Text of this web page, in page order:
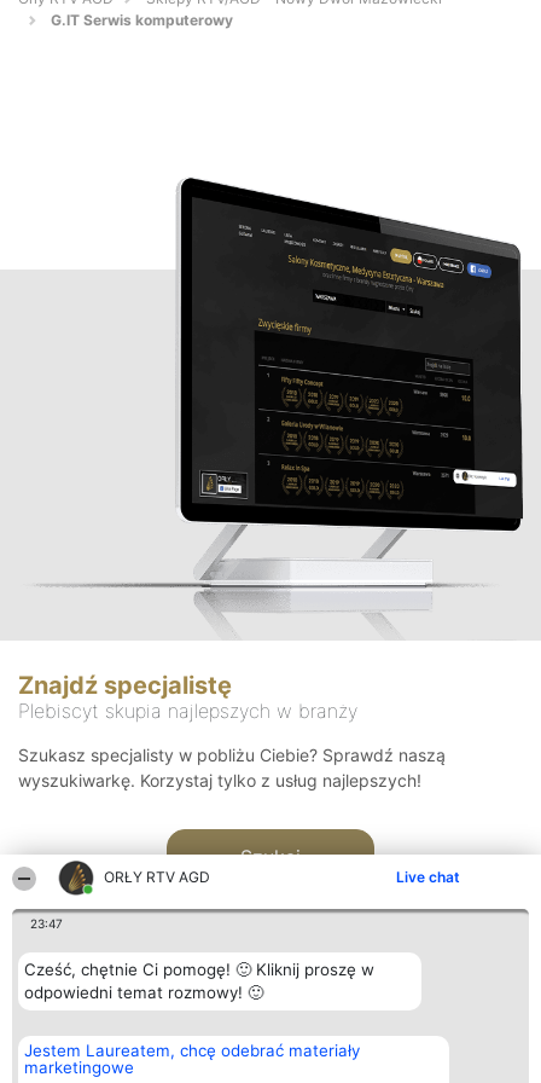
ORŁY RTV AGD Live chat
23:47
Cześć, chętnie Ci pomogę! 🙂 Kliknij proszę w
odpowiedni temat rozmowy! 🙂
Jestem Laureatem, chcę odebrać materiały
marketingowe
G.IT Serwis komputerowy
Znajdź specjalistę
Plebiscyt skupia najlepszych w branży
Szukasz specjalisty w pobliżu Ciebie? Sprawdź naszą
wyszukiwarkę. Korzystaj tylko z usług najlepszych!
Szukaj
Organizator plebiscytu
Bright Side Solutions sp. z o.
o. sp. k.
Plebiscyt
Laureaci
Kontakt
Kontakt